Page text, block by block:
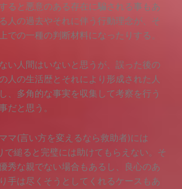
ると悪意のある存在に騙される事もあ
人の過去やそれに伴う行動理念が、そ
での一種の判断材料になったりする。
い人間はいないと思うが、誤った後の
人の生活歴とそれにより形成された人
、多角的な事実を収集して考察を行う
だと思う。
マ(言い方を変えるなら救助者)には
で縋ると完璧には助けてもらえない。そ
秀な親でない場合もあるし、良心のあ
手は尽くそうとしてくれるケースもあ